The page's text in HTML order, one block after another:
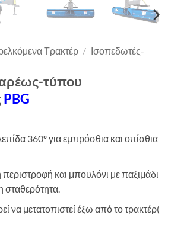
Τρακτέρ / Ισοπεδωτές-
τύπου
PBG
360º για εμπρόσθια και οπίσθια
περιστροφή και μπουλόνι με παξιμάδι
σταθερότητα.
να μετατοπιστεί έξω από το τρακτέρ(